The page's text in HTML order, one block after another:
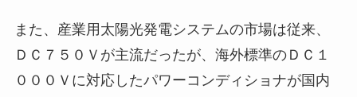
また、産業用太陽光発電システムの市場は従来、
ＤＣ７５０Ｖが主流だったが、海外標準のＤＣ１
０００Ｖに対応したパワーコンディショナが国内